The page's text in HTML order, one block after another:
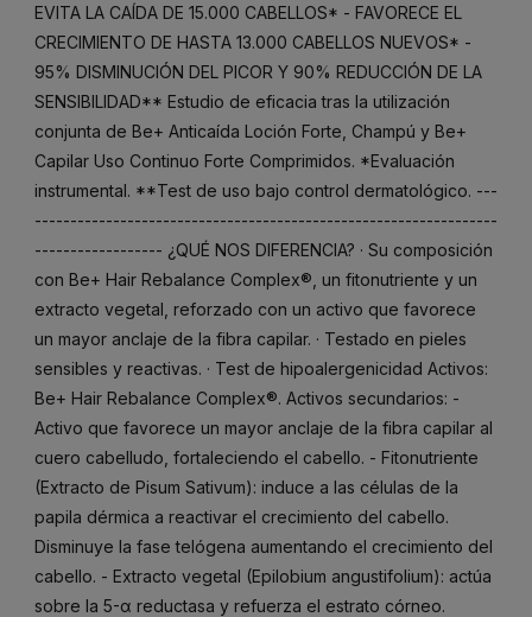
EVITA LA CAÍDA DE 15.000 CABELLOS* - FAVORECE EL
CRECIMIENTO DE HASTA 13.000 CABELLOS NUEVOS* -
95% DISMINUCIÓN DEL PICOR Y 90% REDUCCIÓN DE LA
SENSIBILIDAD** Estudio de eficacia tras la utilización
conjunta de Be+ Anticaída Loción Forte, Champú y Be+
Capilar Uso Continuo Forte Comprimidos. *Evaluación
instrumental. **Test de uso bajo control dermatológico. ---
-----------------------------------------------------------------
------------------ ¿QUÉ NOS DIFERENCIA? · Su composición
con Be+ Hair Rebalance Complex®, un fitonutriente y un
extracto vegetal, reforzado con un activo que favorece
un mayor anclaje de la fibra capilar. · Testado en pieles
sensibles y reactivas. · Test de hipoalergenicidad Activos:
Be+ Hair Rebalance Complex®. Activos secundarios: -
Activo que favorece un mayor anclaje de la fibra capilar al
cuero cabelludo, fortaleciendo el cabello. - Fitonutriente
(Extracto de Pisum Sativum): induce a las células de la
papila dérmica a reactivar el crecimiento del cabello.
Disminuye la fase telógena aumentando el crecimiento del
cabello. - Extracto vegetal (Epilobium angustifolium): actúa
sobre la 5-α reductasa y refuerza el estrato córneo.